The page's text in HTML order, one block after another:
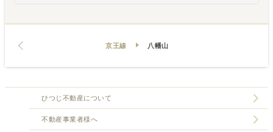
京王線 八幡山
ひつじ不動産について
不動産事業者様へ